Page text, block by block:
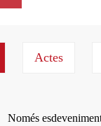
Només